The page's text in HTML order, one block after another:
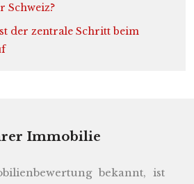
Schweiz?
der zentrale Schritt beim
Immobilie
bekannt, ist